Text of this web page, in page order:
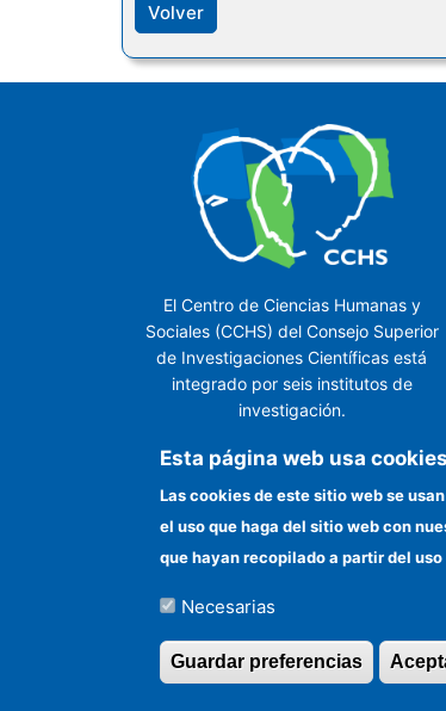
Volver
El Centro de Ciencias Humanas y
Sociales (CCHS) del Consejo Superior
de Investigaciones Científicas está
integrado por seis institutos de
investigación.
©Copyright 2026 Todos los
Esta página web usa
Las cookies de este sitio web se
el uso que haga del sitio web con
que hayan recopilado a partir del
Necesarias
Guardar preferencias